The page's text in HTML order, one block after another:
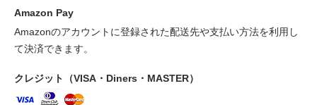
Amazon Pay
Amazonのアカウントに登録された配送先や支払い方法を利用し
て決済できます。
クレジット（VISA・Diners・MASTER）